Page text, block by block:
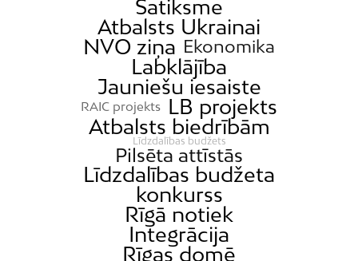
Satiksme
Atbalsts Ukrainai
NVO ziņa Ekonomika
Labklājība
Jauniešu iesaiste
RAIC projekts
LB projekts
Atbalsts biedrībām
Līdzdalības budžets
Pilsēta attīstās
Līdzdalības budžeta
konkurss
Rīgā notiek
Integrācija
Rīgas domē